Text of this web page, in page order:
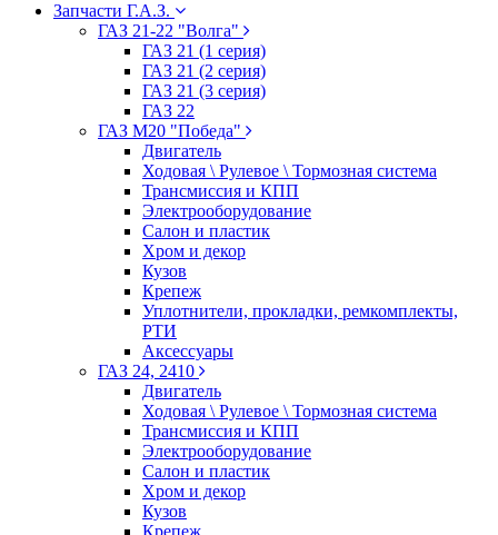
Запчасти Г.А.З.
ГАЗ 21-22 "Волга"
ГАЗ 21 (1 серия)
ГАЗ 21 (2 серия)
ГАЗ 21 (3 серия)
ГАЗ 22
ГАЗ М20 "Победа"
Двигатель
Ходовая \ Рулевое \ Тормозная система
Трансмиссия и КПП
Электрооборудование
Салон и пластик
Хром и декор
Кузов
Крепеж
Уплотнители, прокладки, ремкомплекты,
РТИ
Аксессуары
ГАЗ 24, 2410
Двигатель
Ходовая \ Рулевое \ Тормозная система
Трансмиссия и КПП
Электрооборудование
Салон и пластик
Хром и декор
Кузов
Крепеж